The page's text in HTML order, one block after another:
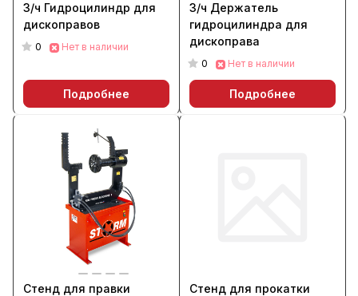
З/ч Гидроцилиндр для
дископравов
0 Нет в наличии
Подробнее
З/ч Держатель
гидроцилиндра для
дископрава
0 Нет в наличии
Подробнее
Стенд для правки
Стенд для прокатки